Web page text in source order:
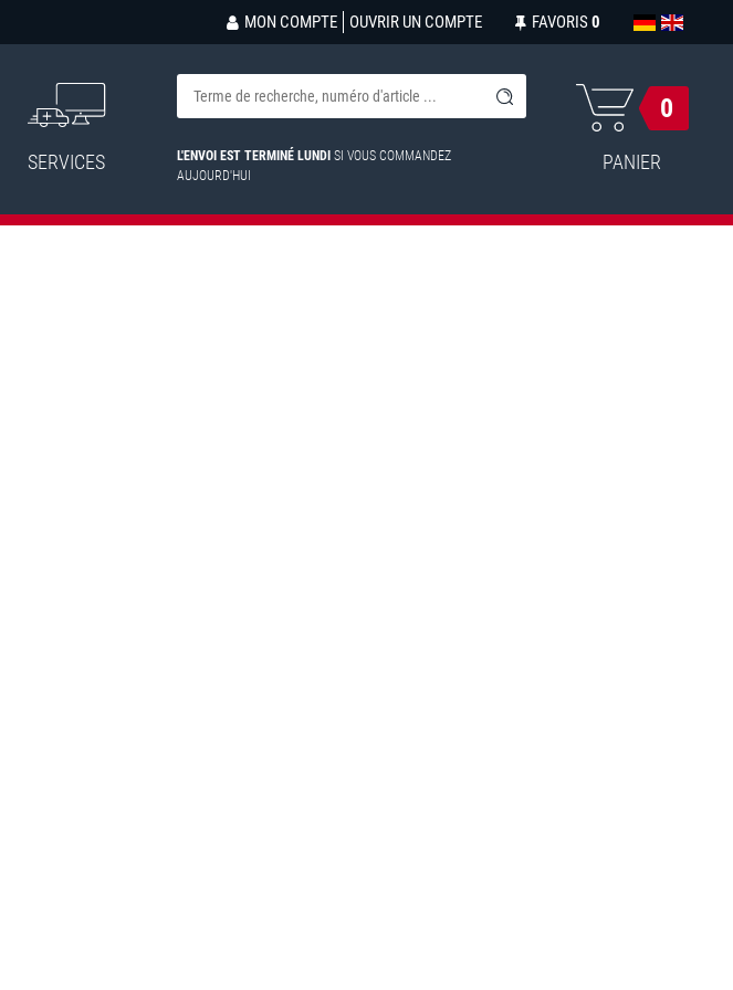
MON COMPTE OUVRIR UN COMPTE FAVORIS 0
SERVICES L'ENVOI EST TERMINÉ LUNDI SI VOUS COMMANDEZ
AUJOURD'HUI
0
PANIER